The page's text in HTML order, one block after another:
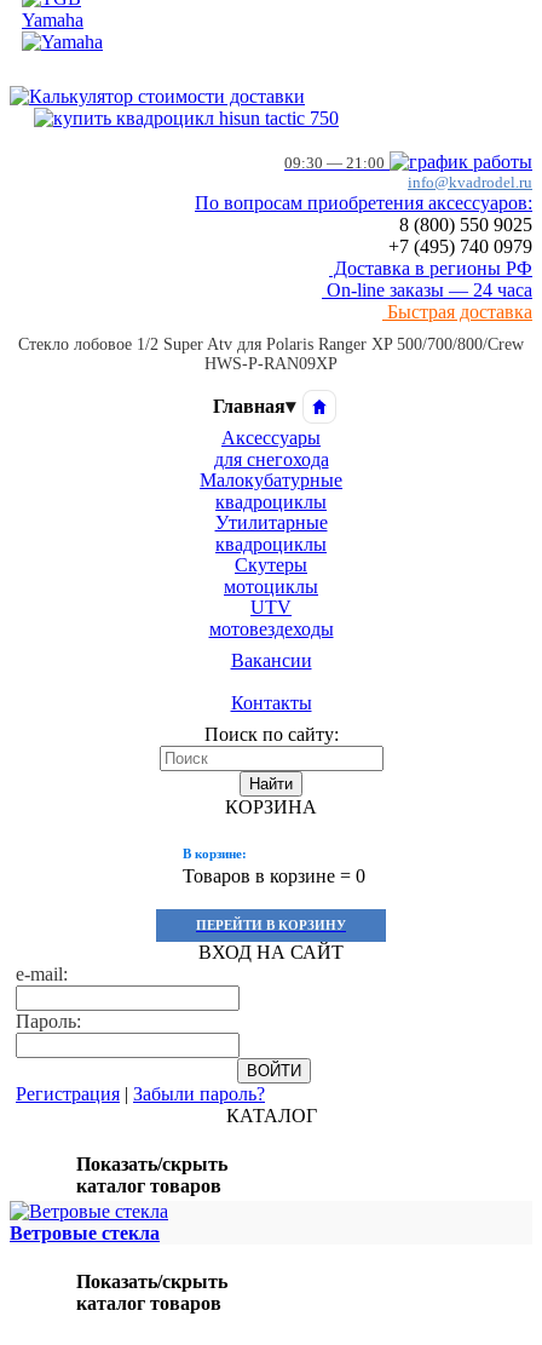
Yamaha
09:30 — 21:00
info@kvadrodel.ru
По вопросам приобретения аксессуаров:
8 (800) 550 9025
+7 (495) 740 0979
Доставка в регионы РФ
On-line заказы — 24 часа
Быстрая доставка
Стекло лобовое 1/2 Super Atv для Polaris Ranger XP 500/700/800/Crew
HWS-P-RAN09XP
Главная▾
Аксессуары
для снегохода
Малокубатурные
квадроциклы
Утилитарные
квадроциклы
Скутеры
мотоциклы
UTV
мотовездеходы
Вакансии
Контакты
Поиск по сайту:
Найти
КОРЗИНА
В корзине:
Товаров в корзине = 0
ПЕРЕЙТИ В КОРЗИНУ
ВХОД НА САЙТ
e-mail:
Пароль:
Регистрация | Забыли пароль?
КАТАЛОГ
Показать/скрыть
каталог товаров
Ветровые стекла
Показать/скрыть
каталог товаров